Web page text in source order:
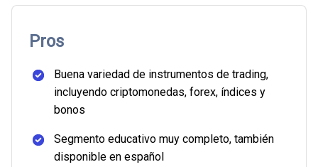
Pros
Buena variedad de instrumentos de trading,
incluyendo criptomonedas, forex, índices y
bonos
Segmento educativo muy completo, también
disponible en español